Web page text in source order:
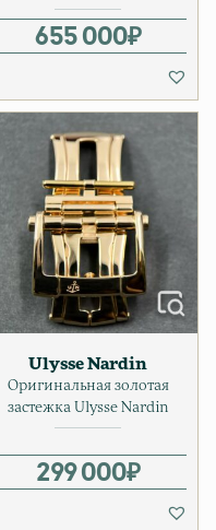
655 000₽
Ulysse Nardin
Оригинальная золотая
застежка Ulysse Nardin
299 000₽